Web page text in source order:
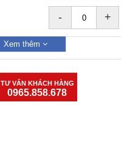
- +
Xem thêm
TƯ VẤN KHÁCH HÀNG
0965.858.678